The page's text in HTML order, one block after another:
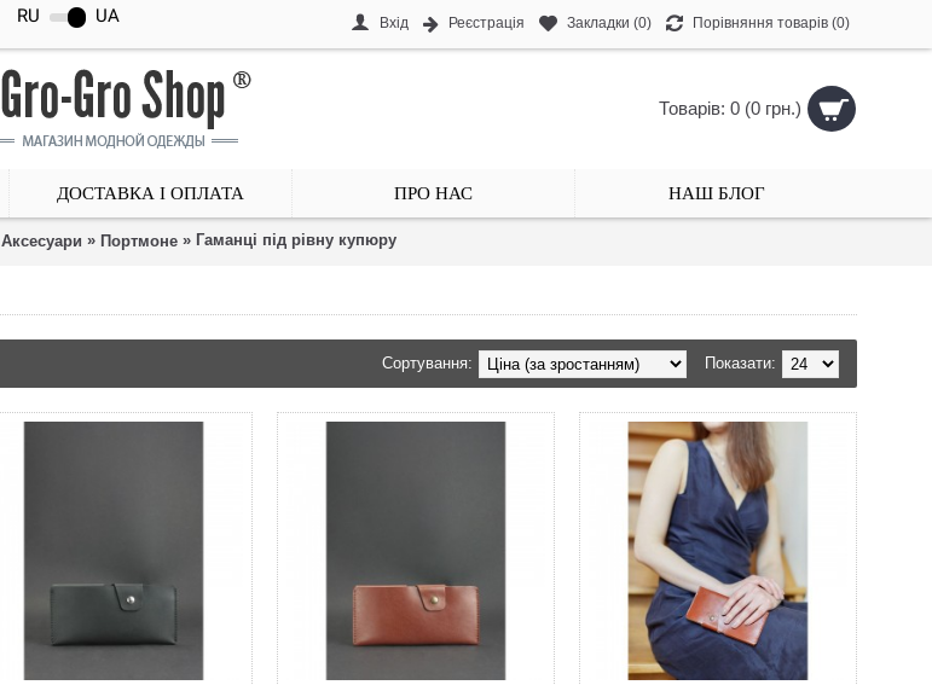
RU UA Вхід Реєстрація Закладки (0) Порівняння товарів (0)
Товарів: 0 (0 грн.)
ДОСТАВКА І ОПЛАТА ПРО НАС НАШ БЛОГ
Аксесуари » Портмоне » Гаманці під рівну купюру
Показати:
Сортування: